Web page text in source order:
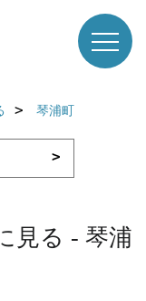
琴浦町
見る - 琴浦